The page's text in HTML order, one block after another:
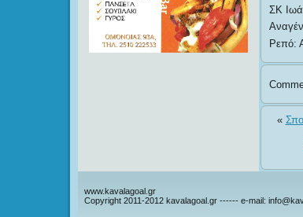
ΣΚ
Ρεπό:
«
www.kavalagoal.gr
Copyright 2011-2012 kavalagoal.gr ------ e-mail: